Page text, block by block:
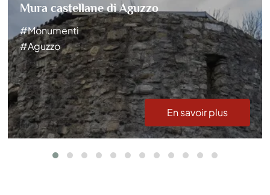
Mura castellane di Aguzzo
#Monumenti
#Aguzzo
En savoir plus